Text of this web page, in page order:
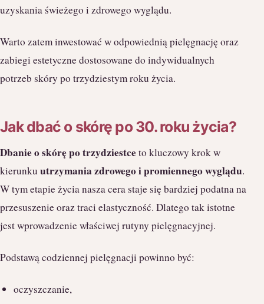
uzyskania świeżego i zdrowego wyglądu.
Warto zatem inwestować w odpowiednią pielęgnację oraz
zabiegi estetyczne dostosowane do indywidualnych
potrzeb skóry po trzydziestym roku życia.
Jak dbać o skórę po 30. roku życia?
Dbanie o skórę po trzydziestceto kluczowy krok w
kierunku utrzymania zdrowego i promiennego wyglądu.
W tym etapie życia nasza cera staje się bardziej podatna na
przesuszenie oraz traci elastyczność. Dlatego tak istotne
jest wprowadzenie właściwej rutyny pielęgnacyjnej.
Podstawą codziennej pielęgnacji powinno być:
oczyszczanie,